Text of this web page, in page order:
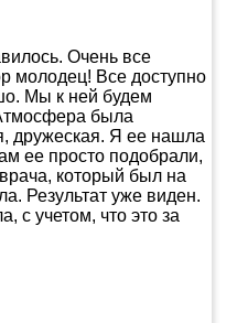
Очень все
молодец! Все доступно
Мы к ней будем
была
дружеская. Я ее нашла
ее просто подобрали,
врача, который был на
Результат уже виден.
с учетом, что это за